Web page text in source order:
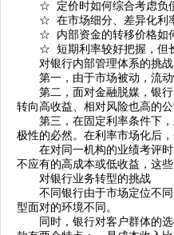
☆ 定价时如何综合考虑负债
☆ 在市场细分、差异化利率
☆ 内部资金的转移价格如何
☆ 短期利率较好把握，但长
对银行内部管理体系的挑战
第一，由于市场被动，流动
第二，面对金融脱媒，银行
转向高收益、相对风险也高的
第三，在固定利率条件下，
极性的必然。在利率市场化后
在对同一机构的业绩考评时
不应有的高成本或低收益，这
对银行业务转型的挑战
不同银行由于市场定位不同
型面对的环境不同。
同时，银行对客户群体的选